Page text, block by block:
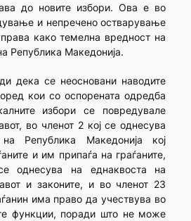
до новите избори. Ова е во
и непречено остварување
како темелна вредност на
Република Македонија.
дека се неосновани наводите
кои со оспорената одредба
избори се повредувале
во членот 2 кој се однесува
Република Македонија кој
и им припаѓа на граѓаните,
однесува на еднаквоста на
и законите, и во членот 23
има право да учествува во
функции, поради што не може